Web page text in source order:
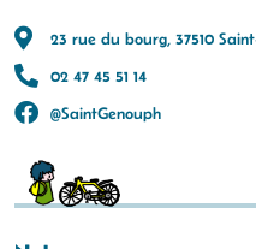
23 rue du bourg, 37510
02 47 45 51 14
@SaintGenouph